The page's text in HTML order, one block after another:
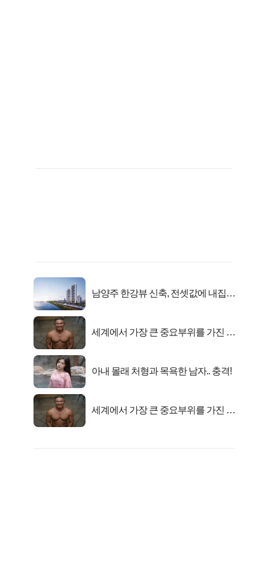
남양주 한강뷰 신축, 전셋값에 내집마
세계에서 가장 큰 중요부위를 가진 남
아내 몰래 처형과 목욕한 남자.. 충격!
세계에서 가장 큰 중요부위를 가진 남